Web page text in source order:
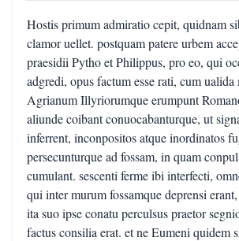
Hostis primum admiratio cepit, quidnam
clamor uellet. postquam patere urbem
praesidii Pytho et Philippus, pro eo, qui
adgredi, opus factum esse rati, cum ualida
Agrianum Illyriorumque erumpunt
aliunde coibant conuocabanturque, ut
inferrent, inconpositos atque inordinatos
persecunturque ad fossam, in quam
cumulant. sescenti ferme ibi interfecti,
qui inter murum fossamque deprensi
ita suo ipse conatu perculsus praetor
factus consilia erat. et ne Eumeni quidem